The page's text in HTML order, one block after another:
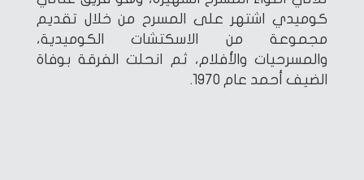
كوميدي اشتهر على المسرح من خلال تقديم
مجموعة من الاسكتشات الكوميدية،
والمسرحيات والأفلام، ثم انحلت الفرقة بوفاة
الضيف أحمد عام 1970.